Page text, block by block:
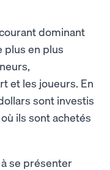
dominant
plus en plus
et les joueurs. En
sont investis
ils sont achetés
se présenter